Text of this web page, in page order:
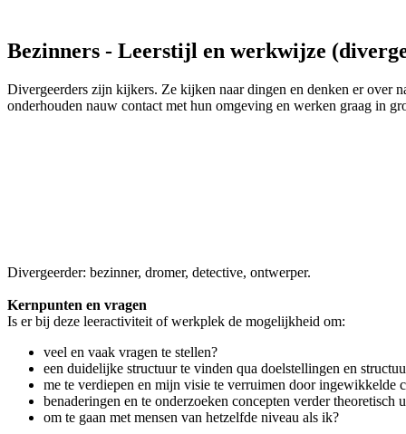
Bezinners - Leerstijl en werkwijze
Divergeerders zijn kijkers. Ze kijken naar dingen en denken er over
onderhouden nauw contact met hun omgeving en werken graag in
Divergeerder: bezinner, dromer, detective, ontwerper.
Kernpunten en vragen
Is er bij deze leeractiviteit of werkplek de mogelijkheid om:
veel en vaak vragen te stellen?
een duidelijke structuur te vinden qua doelstellingen en
me te verdiepen en mijn visie te verruimen door ingewikkelde
benaderingen en te onderzoeken concepten verder theoretisch
om te gaan met mensen van hetzelfde niveau als ik?